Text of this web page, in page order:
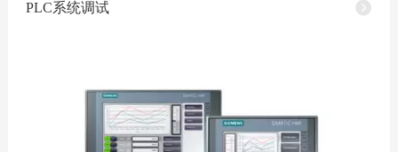
PLC系统调试